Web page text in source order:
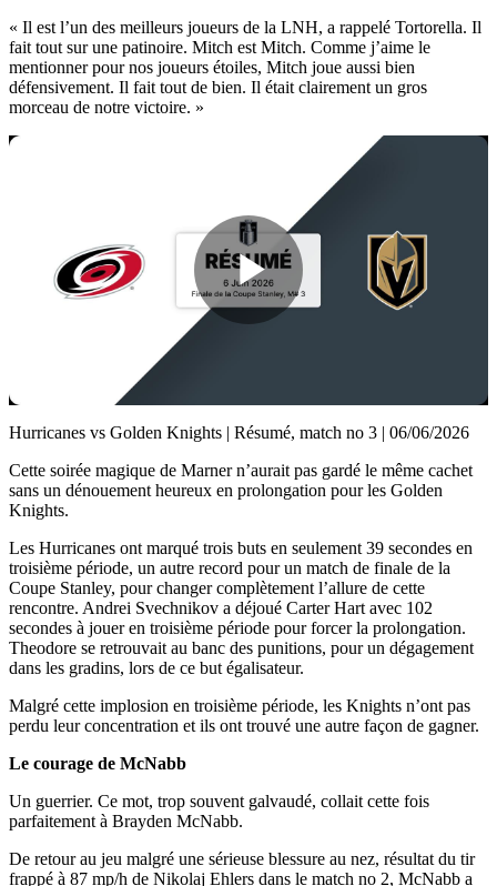
« Il est l’un des meilleurs joueurs de la LNH, a rappelé Tortorella. Il
fait tout sur une patinoire. Mitch est Mitch. Comme j’aime le
mentionner pour nos joueurs étoiles, Mitch joue aussi bien
défensivement. Il fait tout de bien. Il était clairement un gros
morceau de notre victoire. »
Play
Video
Hurricanes vs Golden Knights | Résumé, match no 3 | 06/06/2026
Cette soirée magique de Marner n’aurait pas gardé le même cachet
sans un dénouement heureux en prolongation pour les Golden
Knights.
Les Hurricanes ont marqué trois buts en seulement 39 secondes en
troisième période, un autre record pour un match de finale de la
Coupe Stanley, pour changer complètement l’allure de cette
rencontre. Andrei Svechnikov a déjoué Carter Hart avec 102
secondes à jouer en troisième période pour forcer la prolongation.
Theodore se retrouvait au banc des punitions, pour un dégagement
dans les gradins, lors de ce but égalisateur.
Malgré cette implosion en troisième période, les Knights n’ont pas
perdu leur concentration et ils ont trouvé une autre façon de gagner.
Le courage de McNabb
Un guerrier. Ce mot, trop souvent galvaudé, collait cette fois
parfaitement à Brayden McNabb.
De retour au jeu malgré une sérieuse blessure au nez, résultat du tir
frappé à 87 mp/h de Nikolaj Ehlers dans le match no 2, McNabb a